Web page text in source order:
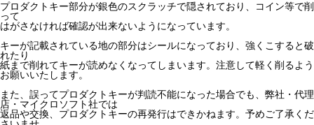
プロダクトキー部分が銀色のスクラッチで隠されており、コイン等で削
って
はがさなければ確認が出来ないようになっています。
キーが記載されている地の部分はシールになっており、強くこすると破
れたり
紙まで削れてキーが読めなくなってしまいます。注意して軽く削るよう
お願いいたします。
また、誤ってプロダクトキーが判読不能になった場合でも、弊社・代理
店・マイクロソフト社では
返品や交換、プロダクトキーの再発行はできかねます。予めご了承くだ